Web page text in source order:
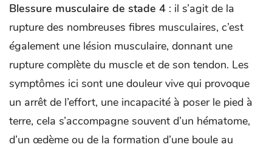
Blessure musculaire de stade 4 : il s’agit de la
rupture des nombreuses fibres musculaires, c’est
également une lésion musculaire, donnant une
rupture complète du muscle et de son tendon. Les
symptômes ici sont une douleur vive qui provoque
un arrêt de l’effort, une incapacité à poser le pied à
terre, cela s’accompagne souvent d’un hématome,
d’un œdème ou de la formation d’une boule au